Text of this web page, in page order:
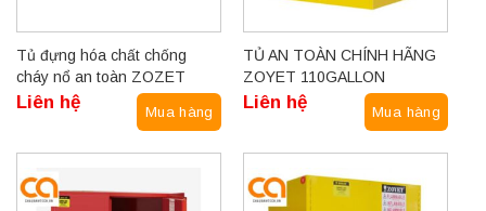
Tủ đựng hóa chất chống
cháy nổ an toàn ZOZET
Liên hệ Mua hàng
TỦ AN TOÀN CHÍNH HÃNG
ZOYET 110GALLON
Liên hệ Mua hàng